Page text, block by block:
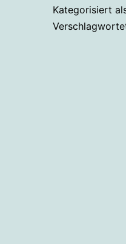
Kategorisiert